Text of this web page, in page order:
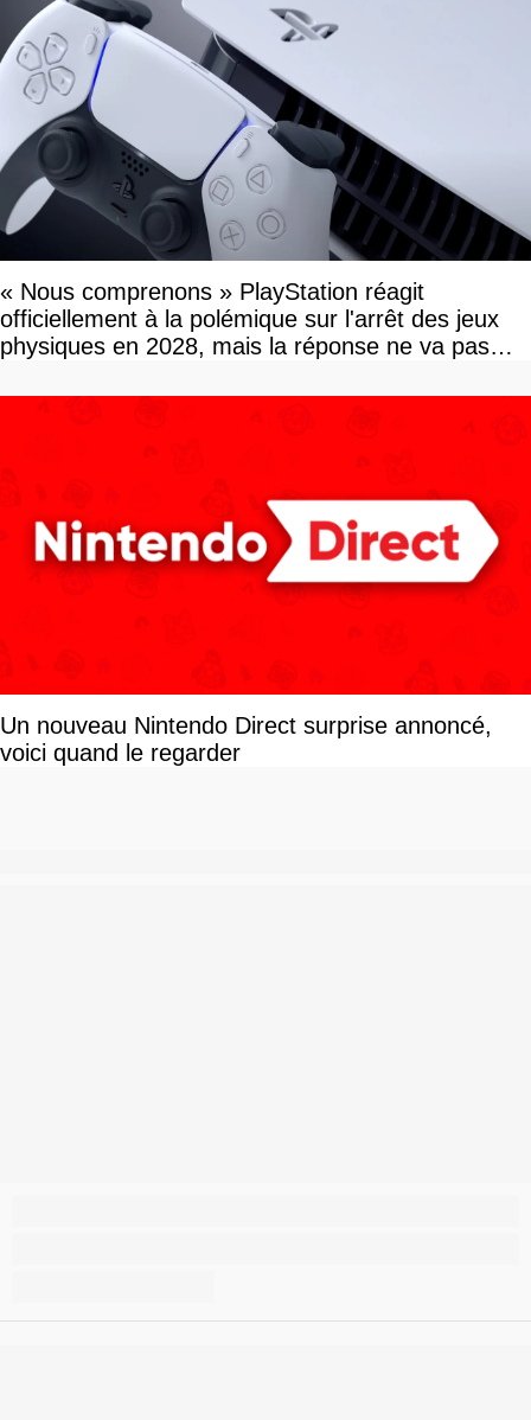
« Nous comprenons » PlayStation réagit
officiellement à la polémique sur l'arrêt des jeux
physiques en 2028, mais la réponse ne va pas
Un nouveau Nintendo Direct surprise annoncé,
voici quand le regarder